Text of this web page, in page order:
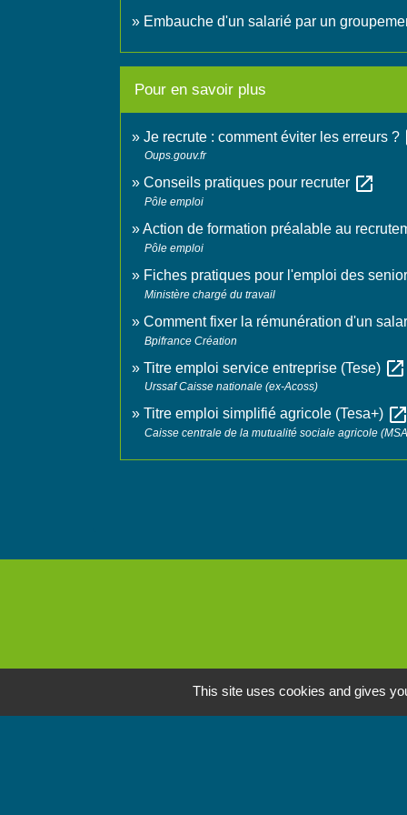
Embauche d'un salarié par un
Pour en savoir plus
Je recrute : comment éviter les erreurs ?
Oups.gouv.fr
Conseils pratiques pour recruter open_in_new
Pôle emploi
Action de formation préalable au
Pôle emploi
Fiches pratiques pour l'emploi des
Ministère chargé du travail
Comment fixer la rémunération d'un
Bpifrance Création
Titre emploi service entreprise (Tese) open_in_new
Urssaf Caisse nationale (ex-Acoss)
Titre emploi simplifié agricole (Tesa+) open_in_new
Caisse centrale de la mutualité sociale agricole
This site uses cookies and gives